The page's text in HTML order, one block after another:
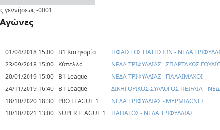
γεννήσεως-0001
Αγώνες
01/04/2018 15:00 Β1 Κατηγορία
ΗΦΑΙΣΤΟΣ ΠΑΤΗΣΙΩΝ - ΝΕΔΑ
23/09/2018 15:00
Κύπελλο
ΝΕΔΑ ΤΡΙΦΥΛΛΙΑΣ - ΣΠΑΡΤΑΚΟΣ
20/01/2019 15:00
B1 League
ΝΕΔΑ ΤΡΙΦΥΛΛΙΑΣ - ΠΑΛΑΙΜΑΧΟΙ
24/11/2019 16:40
B1 League
ΔΙΚΗΓΟΡΙΚΟΣ ΣΥΛΛΟΓΟΣ ΠΕΙΡΑΙΑ -
18/10/2020 18:30
PRO LEAGUE 1
ΝΕΔΑ ΤΡΙΦΥΛΛΙΑΣ - ΜΥΡΜΙΔΟΝΕΣ
10/10/2021 13:00 SUPER LEAGUE 1 ΠΑΠΑΓΟΣ - ΝΕΔΑ ΤΡΙΦΥΛΛΙΑΣ